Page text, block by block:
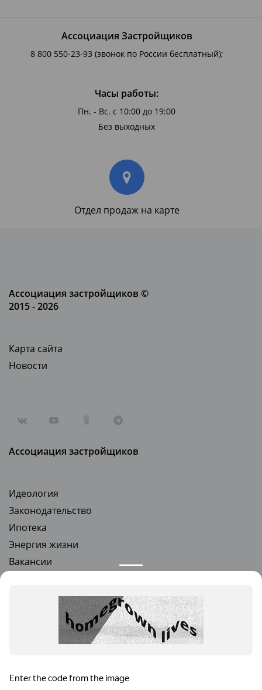
Ассоциация Застройщиков
8 800 550-23-93 (звонок по России бесплатный);
Часы работы:
Пн. - Вс. с 10:00 до 19:00
Без выходных
Отдел продаж на карте
Ассоциация застройщиков ©
2015 - 2026
Карта сайта
Новости
Ассоциация застройщиков
Идеология
Законодательство
Ипотека
Энергия жизни
Вакансии
Квартиры в новостройках
Ремонт под ключ